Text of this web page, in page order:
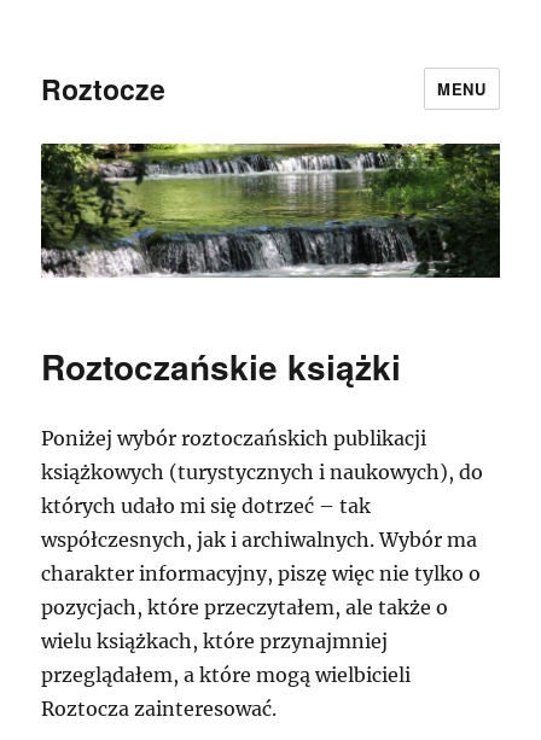
Roztocze MENU
Roztoczańskie książki
Poniżej wybór roztoczańskich publikacji
książkowych (turystycznych i naukowych), do
których udało mi się dotrzeć – tak
współczesnych, jak i archiwalnych. Wybór ma
charakter informacyjny, piszę więc nie tylko o
pozycjach, które przeczytałem, ale także o
wielu książkach, które przynajmniej
przeglądałem, a które mogą wielbicieli
Roztocza zainteresować.